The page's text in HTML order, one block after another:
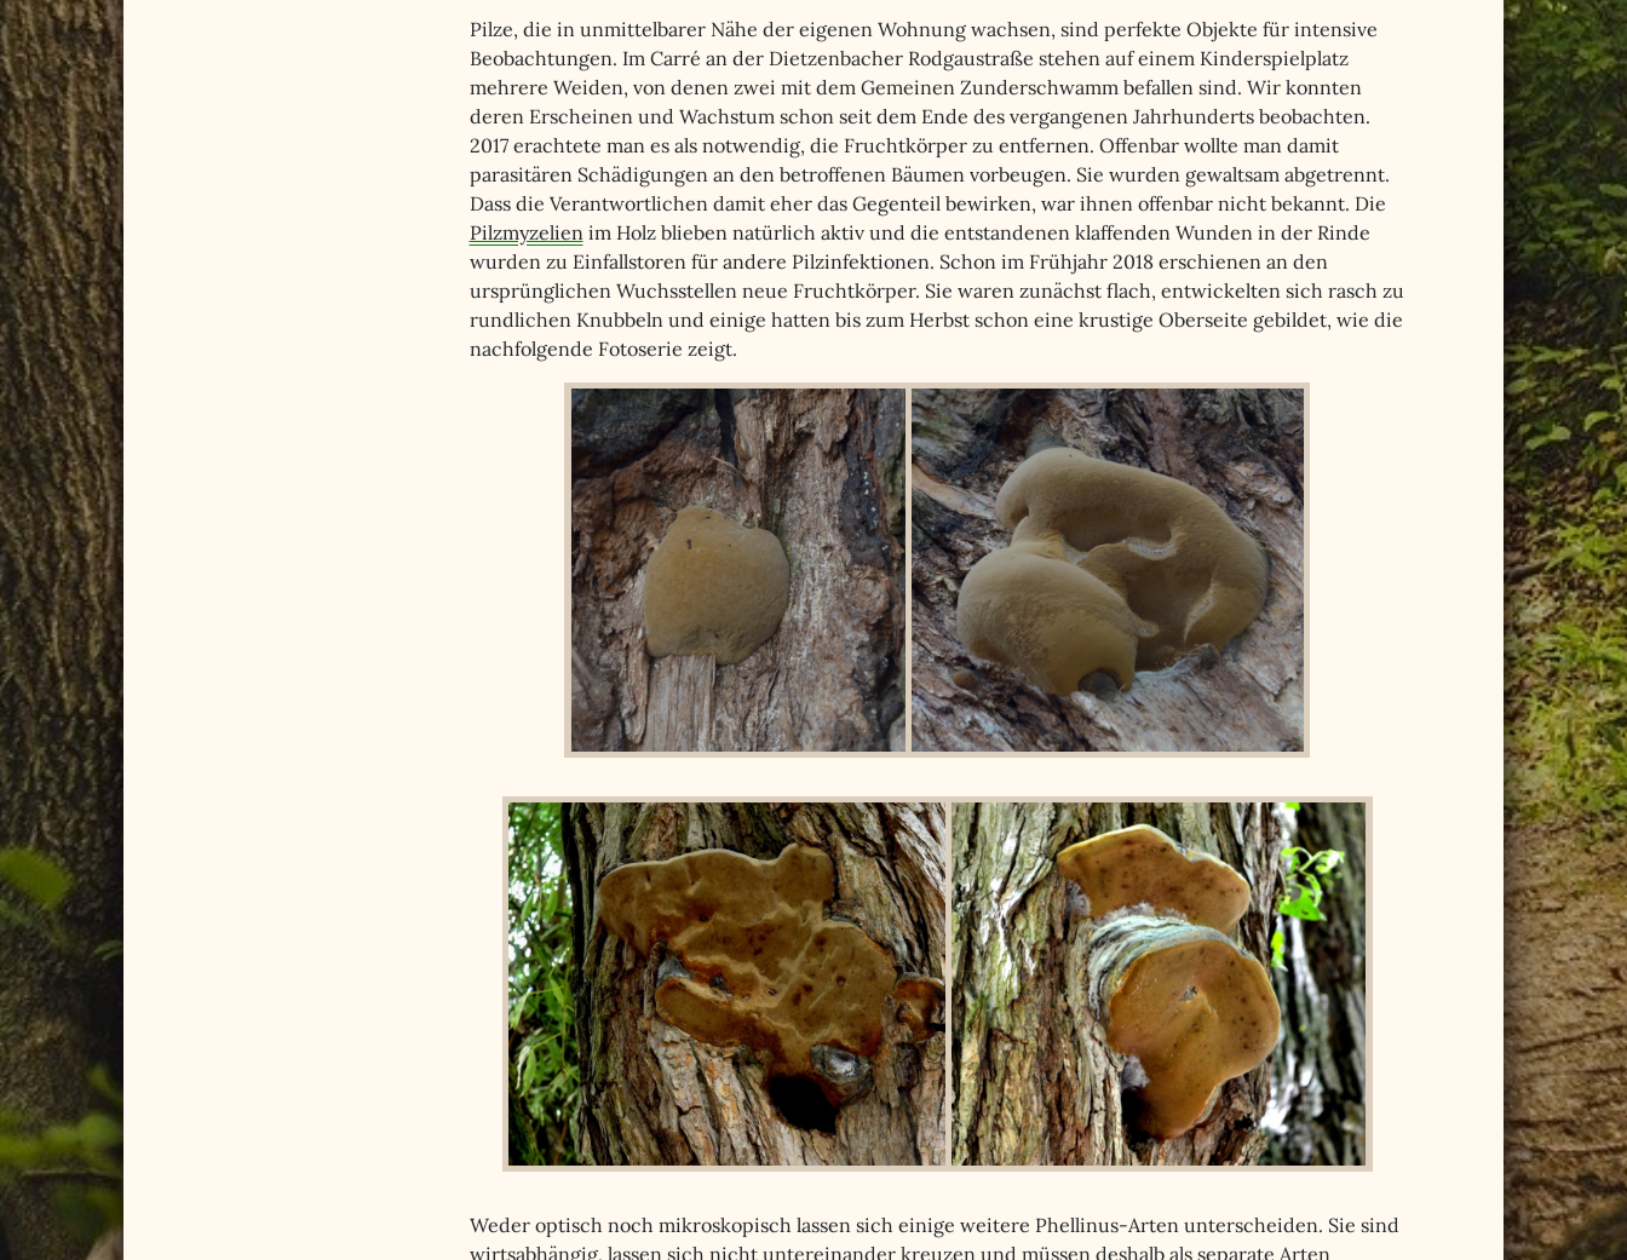
Pilze, die in unmittelbarer Nähe der eigenen Wohnung wachsen, sind perfekte Objekte für intensive
Beobachtungen. Im Carré an der Dietzenbacher Rodgaustraße stehen auf einem Kinderspielplatz
mehrere Weiden, von denen zwei mit dem Gemeinen Zunderschwamm befallen sind. Wir konnten
deren Erscheinen und Wachstum schon seit dem Ende des vergangenen Jahrhunderts beobachten.
2017 erachtete man es als notwendig, die Fruchtkörper zu entfernen. Offenbar wollte man damit
parasitären Schädigungen an den betroffenen Bäumen vorbeugen. Sie wurden gewaltsam abgetrennt.
Dass die Verantwortlichen damit eher das Gegenteil bewirken, war ihnen offenbar nicht bekannt. Die
Pilzmyzelienim Holz blieben natürlich aktiv und die entstandenen klaffenden Wunden in der Rinde
wurden zu Einfallstoren für andere Pilzinfektionen. Schon im Frühjahr 2018 erschienen an den
ursprünglichen Wuchsstellen neue Fruchtkörper. Sie waren zunächst flach, entwickelten sich rasch zu
rundlichen Knubbeln und einige hatten bis zum Herbst schon eine krustige Oberseite gebildet, wie die
nachfolgende Fotoserie zeigt.
Weder optisch noch mikroskopisch lassen sich einige weitere Phellinus-Arten unterscheiden. Sie sind
wirtsabhängig, lassen sich nicht untereinander kreuzen und müssen deshalb als separate Arten